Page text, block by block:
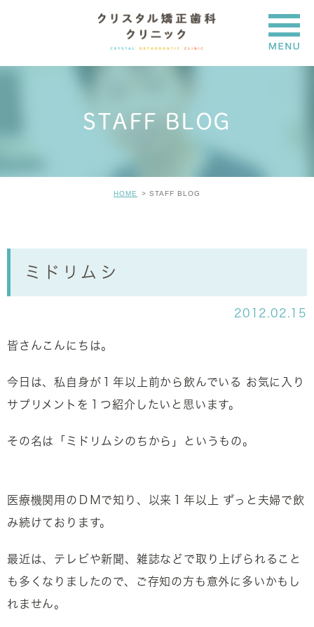
STAFF BLOG
HOME STAFF BLOG
ミドリムシ
2012.02.15
皆さんこんにちは。
今日は、私自身が１年以上前から飲んでいる お気に入り
サプリメントを１つ紹介したいと思います。
その名は「ミドリムシのちから」というもの。
医療機関用のＤＭで知り、以来１年以上 ずっと夫婦で飲
み続けております。
最近は、テレビや新聞、雑誌などで取り上げられること
も多くなりましたので、ご存知の方も意外に多いかもし
れません。